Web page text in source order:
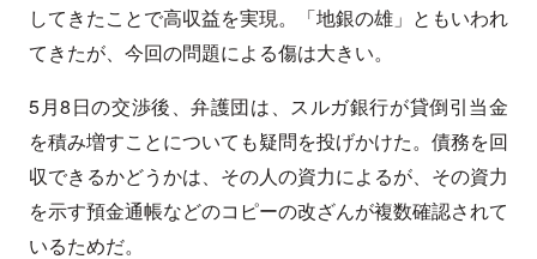
してきたことで高収益を実現。「地銀の雄」ともいわれ
てきたが、今回の問題による傷は大きい。
5月8日の交渉後、弁護団は、スルガ銀行が貸倒引当金
を積み増すことについても疑問を投げかけた。債務を回
収できるかどうかは、その人の資力によるが、その資力
を示す預金通帳などのコピーの改ざんが複数確認されて
いるためだ。